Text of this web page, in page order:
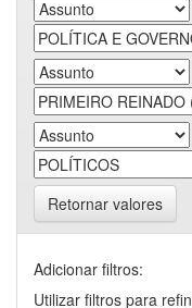
Retornar valores
Adicionar filtros:
Utilizar filtros para